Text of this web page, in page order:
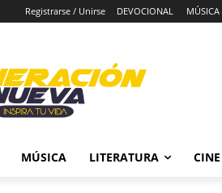
Registrarse / Unirse DEVOCIONAL MÚSICA
MÚSICA LITERATURA CINE